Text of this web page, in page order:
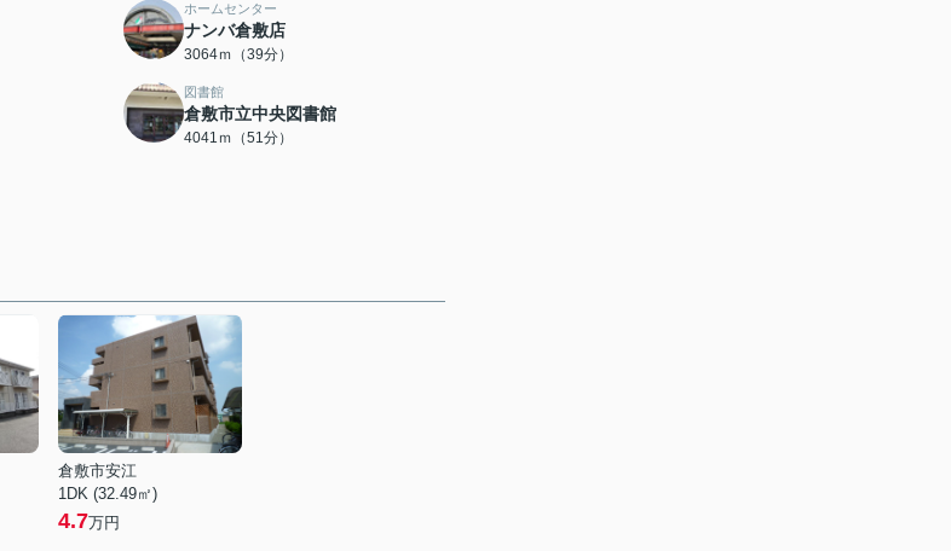
ホームセンター
ナンバ倉敷店
3064ｍ（39分）
図書館
倉敷市立中央図書館
4041ｍ（51分）
倉敷市安江
1DK (32.49㎡)
4.7万円